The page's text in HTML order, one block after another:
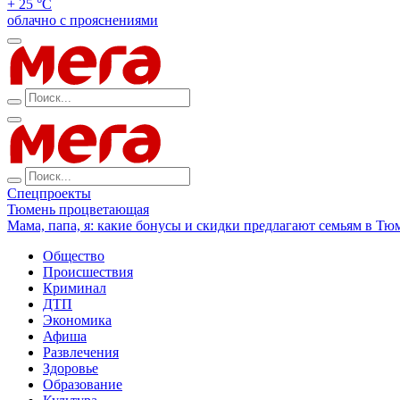
+ 25 °С
облачно с прояснениями
Спецпроекты
Тюмень процветающая
Мама, папа, я: какие бонусы и скидки предлагают семьям в
Общество
Происшествия
Криминал
ДТП
Экономика
Афиша
Развлечения
Здоровье
Образование